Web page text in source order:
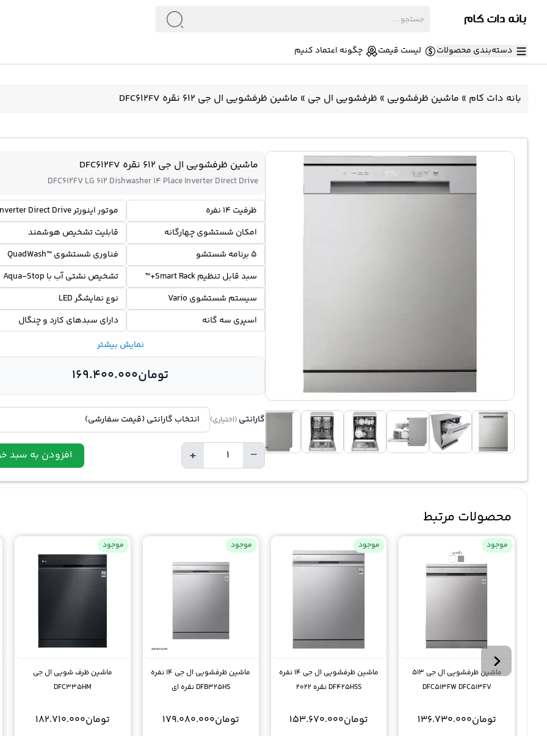
دسته‌بندی محصولات لیست قیمت چگونه اعتماد کنیم
بانه دات کام » ماشین ظرفشویی » ظرفشویی ال جی » ماشین ظرفشویی ال جی 612 نقره DFC612FV
ماشین ظرفشویی ال جی 612 نقره DFC612FV
DFC612FV LG 612 Dishwasher 14 Place Inverter Direct Drive
ظرفیت 14 نفره
موتور اینورتر Inverter Direct Drive
امکان شستشوی چهارگانه
قابلیت تشخیص هوشمند
5 برنامه شستشو
فناوری شستشوی ™QuadWash
سبد قابل تنظیم Smart Rack+™
تشخیص نشتی آب با Aqua-Stop
سیستم شستشوی Vario
نوع نمایشگر LED
اسپری سه گانه
دارای سبدهای کارد و چنگال
نمایش بیشتر
تومان169.400.000
گارانتی (اختیاری)
−
Quantity
+ افزودن به سبد
محصولات مرتبط
موجود
ماشین ظرفشویی ال جی 513
DFC513FW DFC513FV
تومان136.730.000
موجود
ماشین ظرفشویی ال جی 14 نفره
DF425HSS نقره 2022
تومان153.670.000
موجود
ماشین ظرفشویی ال جی 14 نفره
DFB325HS نقره ای
تومان179.080.000
موجود
ماشین ظرف شویی ال جی
DFC335HM
تومان182.710.000